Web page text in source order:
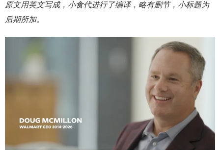
原文用英文写成，小食代进行了编译，略有删节，小标题为
后期所加。